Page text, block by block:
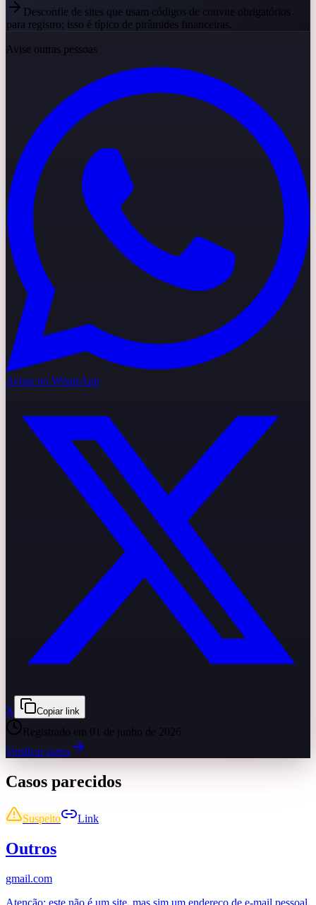
Desconfie de sites que usam códigos de convite obrigatórios
para registro; isso é típico de pirâmides financeiras.
Avise outras pessoas
Avisar no WhatsApp
X Copiar link
Registrado em 01 de junho de 2026
Verificar outro
Casos parecidos
Suspeito Link
Outros
gmail.com
Atenção: este não é um site, mas sim um endereço de e-mail pessoal.